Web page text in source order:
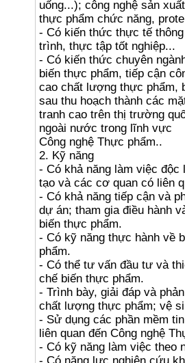
uống...); công nghệ sản
thực phẩm chức năng,
- Có kiến thức thực tế
trình, thực tập tốt nghiệp...
- Có kiến thức chuyên
biến thực phẩm, tiếp cận
cao chất lượng thực phẩm,
sau thu hoạch thành các
tranh cao trên thị trường
ngoài nước trong lĩnh vực
Công nghệ Thực phẩm..
2. Kỹ năng
- Có khả năng làm việc
tạo và các cơ quan có liên
- Có khả năng tiếp cận và
dự án; tham gia điều hành
biến thực phẩm.
- Có kỹ năng thực hành về
phẩm.
- Có thể tư vấn đầu tư và
chế biến thực phẩm.
- Trình bày, giải đáp và
chất lượng thực phẩm; vệ
- Sử dụng các phần mềm
liên quan đến Công nghệ
- Có kỹ năng làm việc theo